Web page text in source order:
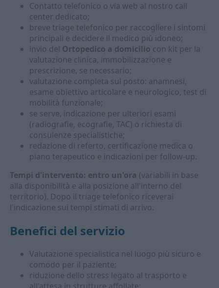
Contatto telefonico o via web al nostro call
center dedicato;
breve triage telefonico per raccogliere i sintomi
principali e decidere il medico più idoneo;
invio del Ortopedico a domicilio con kit per la
valutazione clinica, immobilizzazione e
prescrizione, se necessario;
valutazione completa sul posto: anamnesi,
esame obiettivo articolare e neurologico, test di
mobilità funzionale;
se serve, indicazione per ulteriori esami
(radiografie, ecografie, TAC) o richiesta di
consulenze specialistiche;
redazione di referto, certificazione medica o
piano terapeutico e indicazioni per follow‑up.
Tempi d'intervento: entro un'ora (variabili in base
alla disponibilità e alla posizione all'interno del
territorio). Dopo il triage telefonico riceverai
l'indicazione sui tempi stimati di arrivo.
Benefici del servizio
Valutazione specialistica nel luogo più sicuro e
comodo per il paziente;
riduzione dello stress legato al trasporto e